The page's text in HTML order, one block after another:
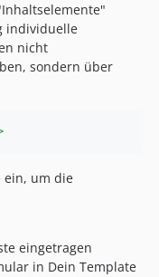
individuelle
nicht
sondern über
ein, um die
eingetragen
in Dein Template